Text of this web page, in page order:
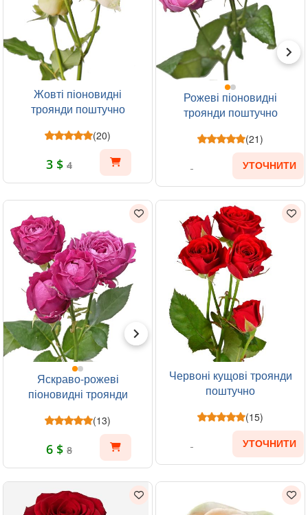
Жовті піоновидні
троянди поштучно
(20)
3 $ 4
Рожеві піоновидні
троянди поштучно
(21)
УТОЧНИТИ
Яскраво-рожеві
піоновидні троянди
(13)
6 $ 8
Червоні кущові троянди
поштучно
(15)
УТОЧНИТИ